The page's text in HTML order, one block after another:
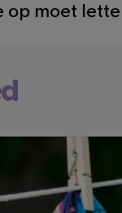
moet